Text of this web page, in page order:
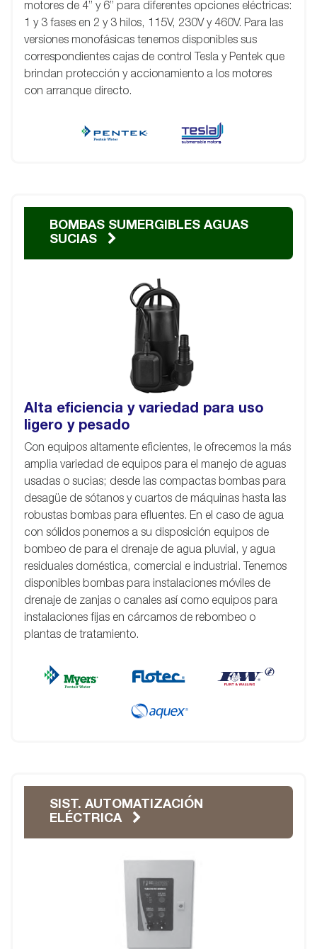
motores de 4” y 6” para diferentes opciones eléctricas:
1 y 3 fases en 2 y 3 hilos, 115V, 230V y 460V. Para las
versiones monofásicas tenemos disponibles sus
correspondientes cajas de control Tesla y Pentek que
brindan protección y accionamiento a los motores
con arranque directo.
BOMBAS SUMERGIBLES AGUAS
SUCIAS
Alta eficiencia y variedad para uso
ligero y pesado
Con equipos altamente eficientes, le ofrecemos la más
amplia variedad de equipos para el manejo de aguas
usadas o sucias; desde las compactas bombas para
desagüe de sótanos y cuartos de máquinas hasta las
robustas bombas para efluentes. En el caso de agua
con sólidos ponemos a su disposición equipos de
bombeo de para el drenaje de agua pluvial, y agua
residuales doméstica, comercial e industrial. Tenemos
disponibles bombas para instalaciones móviles de
drenaje de zanjas o canales así como equipos para
instalaciones fijas en cárcamos de rebombeo o
plantas de tratamiento.
SIST. AUTOMATIZACIÓN
ELÉCTRICA